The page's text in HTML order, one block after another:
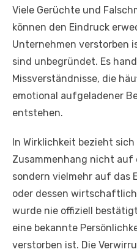
Viele Gerüchte und
können den Eindruck
Unternehmen verstorben
sind unbegründet. Es
Missverständnisse, die
emotional aufgeladener
entstehen.
In Wirklichkeit bezieht
Zusammenhang nicht auf
sondern vielmehr auf das
oder dessen
wurde nie offiziell
eine bekannte
verstorben ist. Die